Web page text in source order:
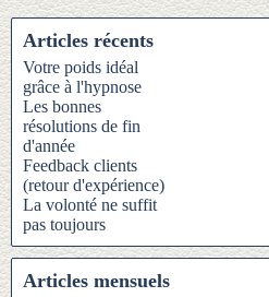
Articles récents
Votre poids idéal
grâce à l'hypnose
Les bonnes
résolutions de fin
d'année
Feedback clients
(retour d'expérience)
La volonté ne suffit
pas toujours
Articles mensuels